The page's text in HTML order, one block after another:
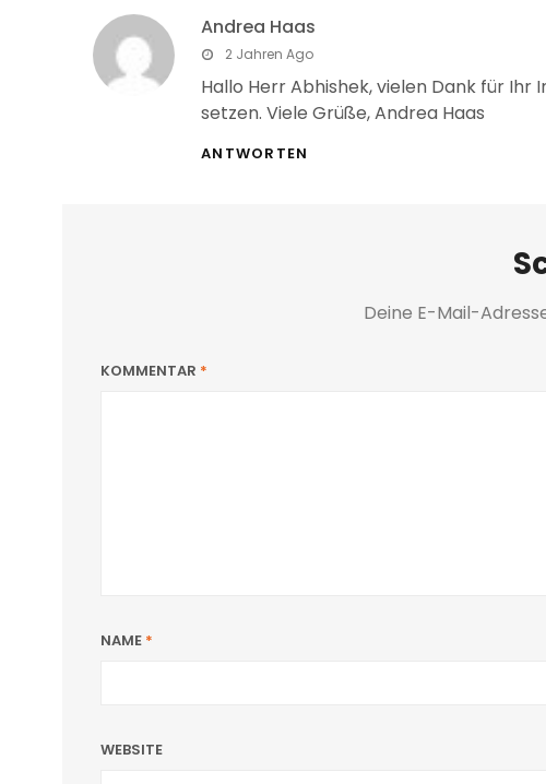
Andrea Haas
says:2 Jahren Ago
Hallo Herr Abhishek, vielen Dank für
setzen. Viele Grüße, Andrea Haas
ANTWORTEN
Deine E-Mail-
KOMMENTAR *
NAME *
WEBSITE